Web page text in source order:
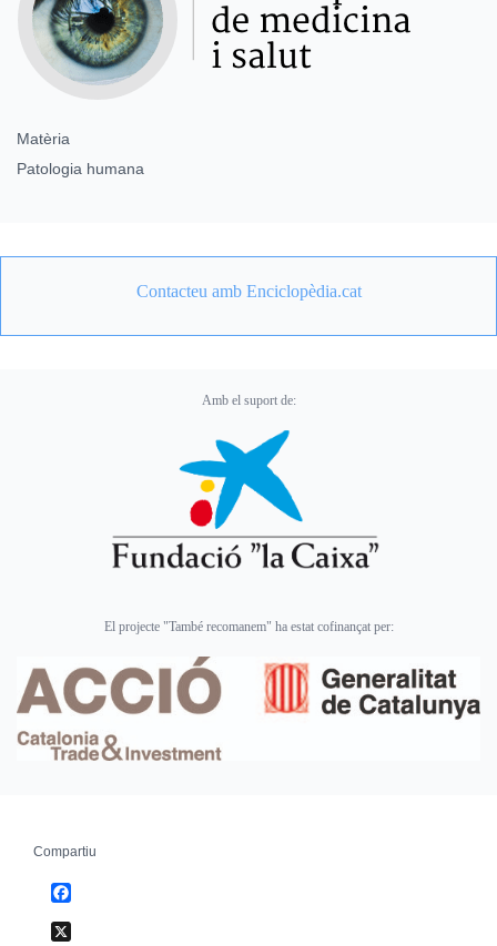
Matèria
Patologia humana
Contacteu amb Enciclopèdia.cat
Amb el suport de:
El projecte "També recomanem" ha estat cofinançat per:
Compartiu